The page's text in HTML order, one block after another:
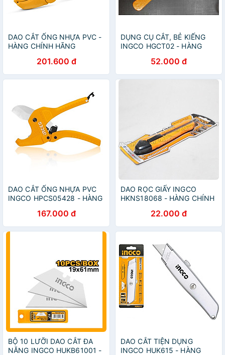
DAO CẮT ỐNG NHỰA PVC -
HÀNG CHÍNH HÃNG
201.600 đ
DỤNG CỤ CẮT, BẺ KIẾNG
INGCO HGCT02 - HÀNG
52.000 đ
DAO CẮT ỐNG NHỰA PVC
INGCO HPCS05428 - HÀNG
167.000 đ
DAO RỌC GIẤY INGCO
HKNS18068 - HÀNG CHÍNH
22.000 đ
BỘ 10 LƯỠI DAO CẮT ĐA
NĂNG INGCO HUKB61001 -
DAO CẮT TIỆN DỤNG
INGCO HUK615 - HÀNG